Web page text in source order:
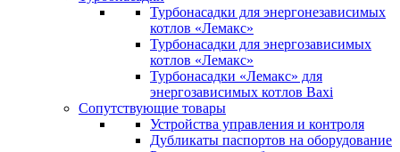
Турбонасадки для энергонезависимых
котлов «Лемакс»
Турбонасадки для энергозависимых
котлов «Лемакс»
Турбонасадки «Лемакс» для
энергозависимых котлов Baxi
Сопутствующие товары
Устройства управления и контроля
Дубликаты паспортов на оборудование